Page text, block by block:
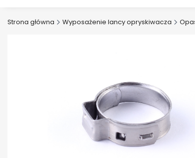
Strona główna Wyposażenie lancy opryskiwacza